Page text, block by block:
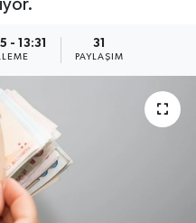
- 13:31 31
PAYLAŞIM